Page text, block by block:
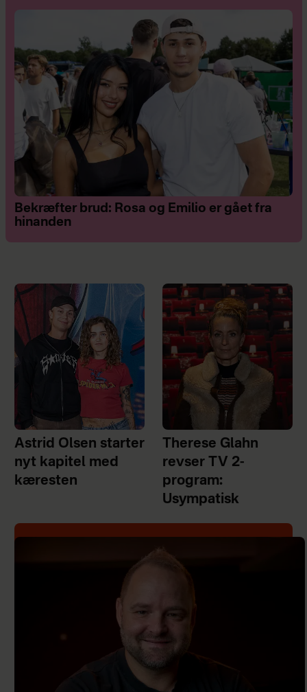
Bekræfter brud: Rosa og Emilio er gået fra
hinanden
Astrid Olsen starter
nyt kapitel med
kæresten
Therese Glahn
revser TV 2-
program:
Usympatisk